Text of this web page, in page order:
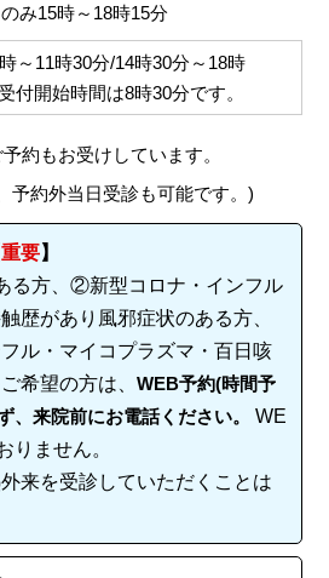
み15時～18時15分
～11時30分/14時30分～18時
付開始時間は8時30分です。
約もお受けしています。
予約外当日受診も可能です。)
重要】
る方、②新型コロナ・インフル
歴があり風邪症状のある方、
ル・マイコプラズマ・百日咳
希望の方は、WEB予約(時間予
、来院前にお電話ください。
WE
りません。
来を受診していただくことは